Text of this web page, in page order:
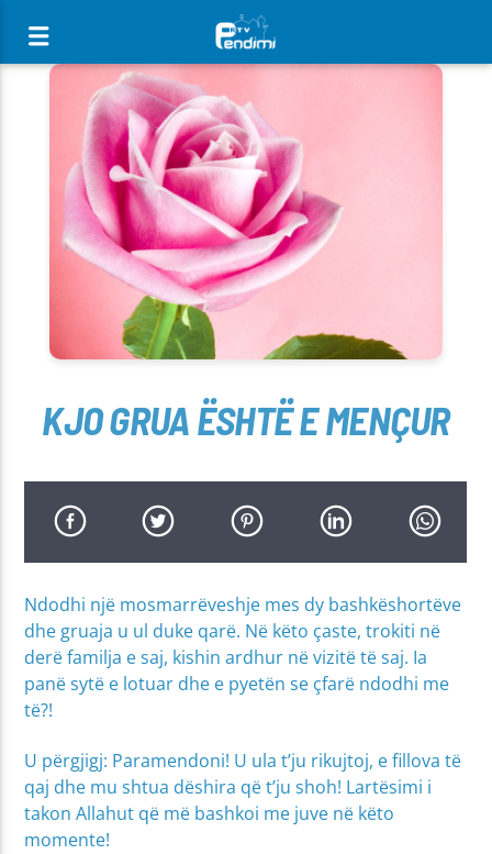
[There are no radio stations in the database]
KJO GRUA ËSHTË E MENÇUR
Ndodhi një mosmarrëveshje mes dy bashkëshor­tëve
dhe gruaja u ul duke qarë. Në këto çaste, trokiti në
derë familja e saj, kishin ardhur në vizitë të saj. Ia
panë sytë e lotuar dhe e pyetën se çfarë ndodhi me
të?!
U përgjigj: Paramendoni! U ula t’ju rikujtoj, e fillova të
qaj dhe mu shtua dëshira që t’ju shoh! Lartësimi i
takon Allahut që më bashkoi me juve në këto
momen­te!